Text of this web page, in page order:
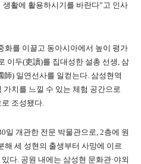
활에 활용하시기를 바란다”고 인사
화를 이끌고 동아시아에서 높이 평가
이두(吏讀)를 집대성한 설총 선생, 삼
) 일연선사를 일컫는다. 삼성현역
치를 느낄 수 있는 체험 공간으로
조성됐다.
일 개관한 전문 박물관으로, 2층에 원
해 세 성현의 출생부터 사망에 이르
다. 공원 내에는 삼성현 문화관·야외